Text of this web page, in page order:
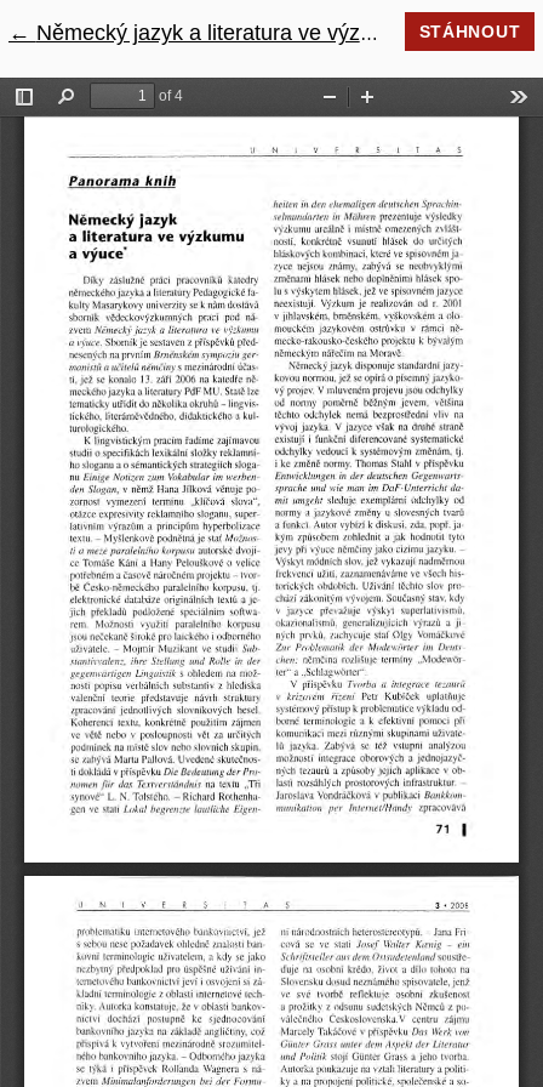
← Návrat na podrobnosti článku
Německý jazyk a literatura ve výzkumu a výuce STÁHNOUT